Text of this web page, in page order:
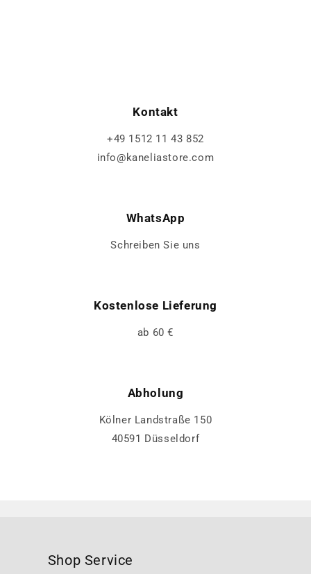
Kontakt
+49 1512 11 43 852
info@kaneliastore.com
WhatsApp
Schreiben Sie uns
Kostenlose Lieferung
ab 60 €
Abholung
Kölner Landstraße 150
40591 Düsseldorf
Shop Service